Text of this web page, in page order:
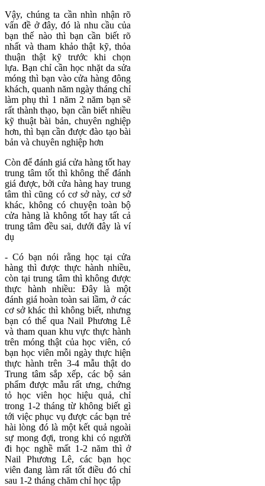
Vậy, chúng ta cần nhìn nhận rõ
vấn đề ở đây, đó là nhu cầu của
bạn thế nào thì bạn cần biết rõ
nhất và tham khảo thật kỹ, thỏa
thuận thật kỹ trước khi chọn
lựa. Bạn chỉ cần học nhặt da sửa
móng thì bạn vào cửa hàng đông
khách, quanh năm ngày tháng chỉ
làm phụ thì 1 năm 2 năm bạn sẽ
rất thành thạo, bạn cần biết nhiều
kỹ thuật bài bản, chuyên nghiệp
hơn, thì bạn cần được đào tạo bài
bản và chuyên nghiệp hơn
Còn để đánh giá cửa hàng tốt hay
trung tâm tốt thì không thể đánh
giá được, bởi cửa hàng hay trung
tâm thì cũng có cơ sở này, cơ sở
khác, không có chuyện toàn bộ
cửa hàng là không tốt hay tất cả
trung tâm đều sai, dưới đây là ví
dụ
- Có bạn nói rằng học tại cửa
hàng thì được thực hành nhiều,
còn tại trung tâm thì không được
thực hành nhiều: Đây là một
đánh giá hoàn toàn sai lầm, ở các
cơ sở khác thì không biết, nhưng
bạn có thể qua Nail Phương Lê
và tham quan khu vực thực hành
trên móng thật của học viên, có
bạn học viên mỗi ngày thực hiện
thực hành trên 3-4 mẫu thật do
Trung tâm sắp xếp, các bộ sản
phẩm được mẫu rất ưng, chứng
tỏ học viên học hiệu quả, chỉ
trong 1-2 tháng từ không biết gì
tới việc phục vụ được các bạn trẻ
hài lòng đó là một kết quả ngoài
sự mong đợi, trong khi có người
đi học nghề mất 1-2 năm thì ở
Nail Phương Lê, các bạn học
viên đang làm rất tốt điều đó chỉ
sau 1-2 tháng chăm chỉ học tập